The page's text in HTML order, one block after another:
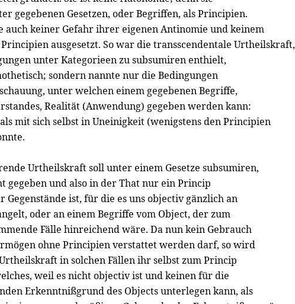
gegebenen Gesetzen, oder Begriffen, als Principien.
auch keiner Gefahr ihrer eigenen Antinomie und keinem
ausgesetzt. So war die transscendentale Urtheilskraft,
unter Kategorieen zu subsumiren enthielt,
sondern nannte nur die Bedingungen
unter welchen einem gegebenen Begriffe,
Realität (Anwendung) gegeben werden kann:
mit sich selbst in Uneinigkeit (wenigstens den Principien
Urtheilskraft soll unter einem Gesetze subsumiren,
gegeben und also in der That nur ein Princip
Gegenstände ist, für die es uns objectiv gänzlich an
oder an einem Begriffe vom Object, der zum
Fälle hinreichend wäre. Da nun kein Gebrauch
ohne Principien verstattet werden darf, so wird
in solchen Fällen ihr selbst zum Princip
weil es nicht objectiv ist und keinen für die
Erkenntnißgrund des Objects unterlegen kann, als